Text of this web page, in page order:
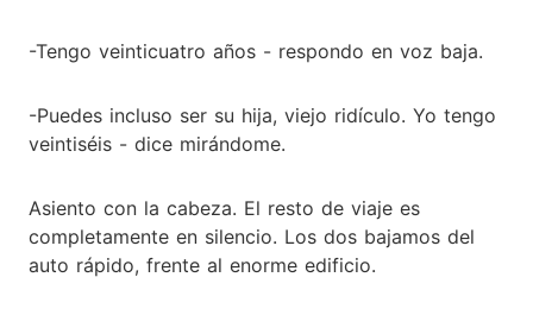
-Tengo veinticuatro años - respondo en voz baja.
-Puedes incluso ser su hija, viejo ridículo. Yo tengo
veintiséis - dice mirándome.
Asiento con la cabeza. El resto de viaje es
completamente en silencio. Los dos bajamos del
auto rápido, frente al enorme edificio.